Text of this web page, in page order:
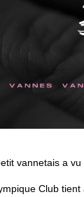
vannetais a
Club